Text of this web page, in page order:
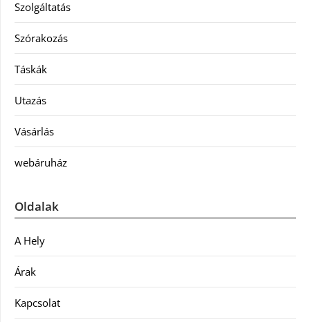
Szolgáltatás
Szórakozás
Táskák
Utazás
Vásárlás
webáruház
Oldalak
A Hely
Árak
Kapcsolat